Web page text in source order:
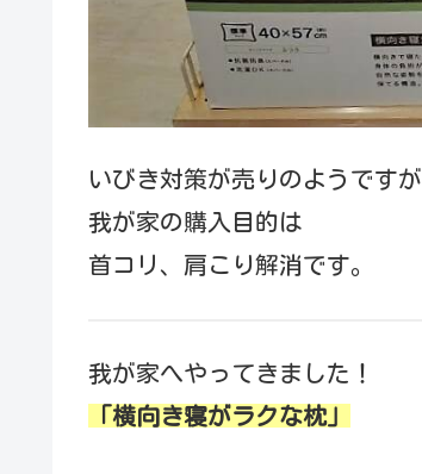
いびき対策が売りのようですが
我が家の購入目的は
首コリ、肩こり解消です。
我が家へやってきました！
「横向き寝がラクな枕」